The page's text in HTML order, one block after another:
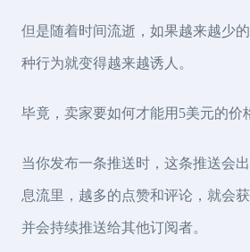
但是随着时间流逝，如果越来越少
种行为就变得越来越诱人。
毕竟，卖家要如何才能用5美元的价
当你发布一条推送时，这条推送会
息流里，越多的点赞和评论，就会
并会持续推送给其他订阅者。